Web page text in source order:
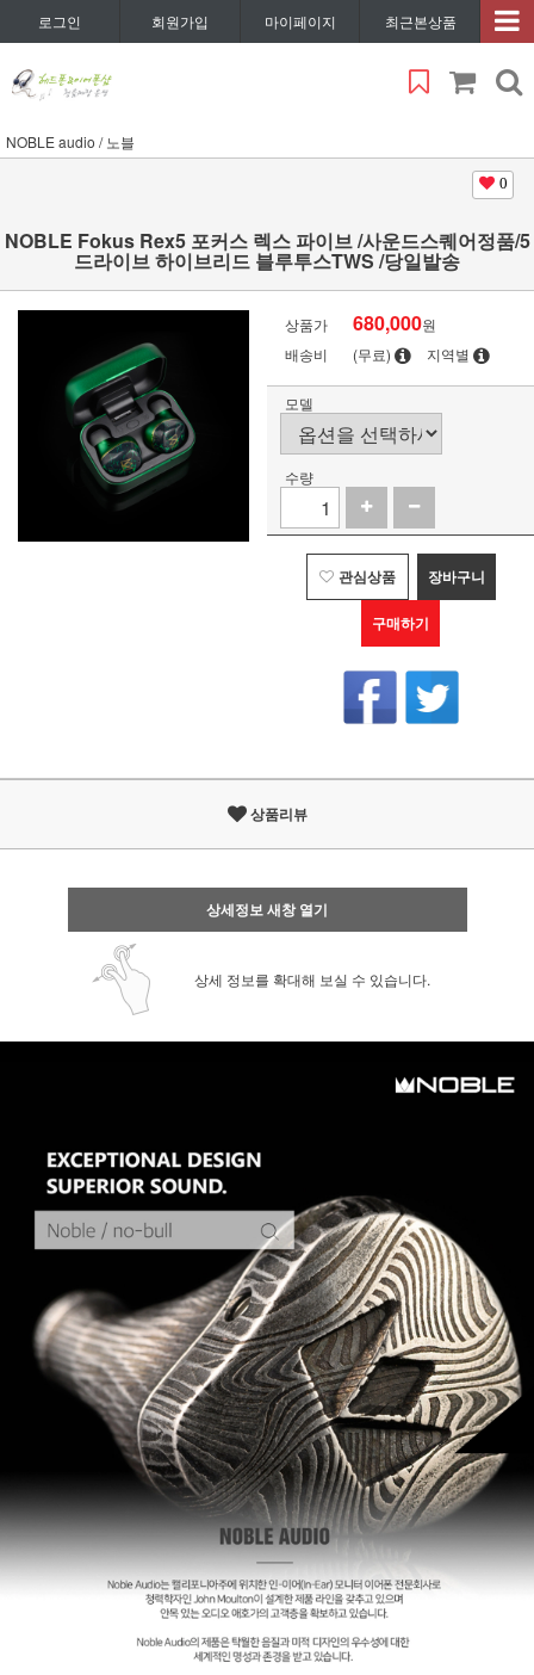
로그인 회원가입 마이페이지 최근본상품
NOBLE audio / 노블
0
NOBLE Fokus Rex5 포커스 렉스 파이브 /사운드스퀘어정품/5
드라이브 하이브리드 블루투스TWS /당일발송
상품가 680,000원
배송비
(무료) 지역별
모델
수량
관심상품 장바구니
구매하기
상품리뷰
상세정보 새창 열기
상세 정보를 확대해 보실 수 있습니다.